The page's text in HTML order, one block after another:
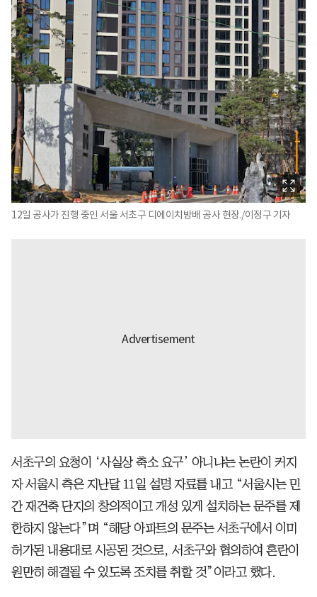
12일 공사가 진행 중인 서울 서초구 디에이치방배 공사 현장./이정구 기자
서초구의 요청이 ‘사실상 축소 요구’ 아니냐는 논란이 커지
자 서울시 측은 지난달 11일 설명 자료를 내고 “서울시는 민
간 재건축 단지의 창의적이고 개성 있게 설치하는 문주를 제
한하지 않는다”며 “해당 아파트의 문주는 서초구에서 이미
허가된 내용대로 시공된 것으로, 서초구와 협의하여 혼란이
원만히 해결될 수 있도록 조치를 취할 것”이라고 했다.